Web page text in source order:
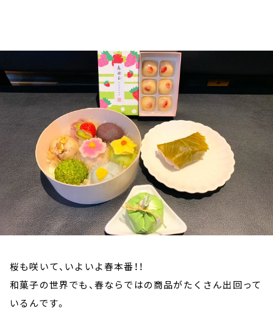
イベント・グッズ
YouTube
会社情報
桜も咲いて、いよいよ春本番！！
和菓子の世界でも、春ならではの商品がたくさん出回って
いるんです。